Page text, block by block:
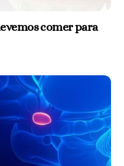
comer para